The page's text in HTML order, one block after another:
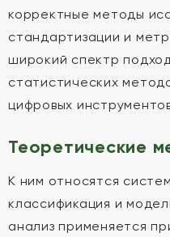
корректные методы
стандартизации и
широкий спектр
статистических
цифровых
Теоретические
К ним относятся
классификация и
анализ применяется